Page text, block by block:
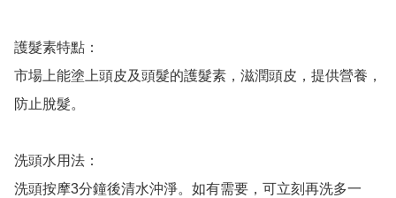
護髮素特點：
市場上能塗上頭皮及頭髮的護髮素，滋潤頭皮，提供營養，
防止脫髮。
洗頭水用法：
洗頭按摩3分鐘後清水沖淨。如有需要，可立刻再洗多一